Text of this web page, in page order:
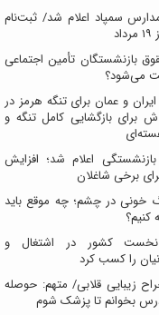
سمپاد اعلام شد/ ثبت‌نام
بازنشستگان تأمین اجتماعی
می‌شود؟
روزه ایران و عمان برای تنگه هرمز در
برای بازگشایی کامل تنگه و
اعلام شد؛ افزایش
برخی شاغلان
خونی در چشم؛ چه موقع باید
کنیم؟
نخست کشور در اشتغال و
را کسب کرد
زیبایی قلابی/ متهم: حوصله